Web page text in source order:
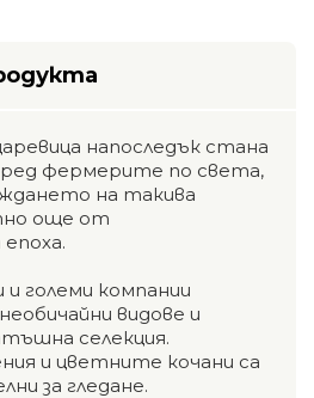
напоследък стана
фермерите по света,
на такива
още от
големи компании
видове и
селекция.
и цветните кочани са
за гледане.